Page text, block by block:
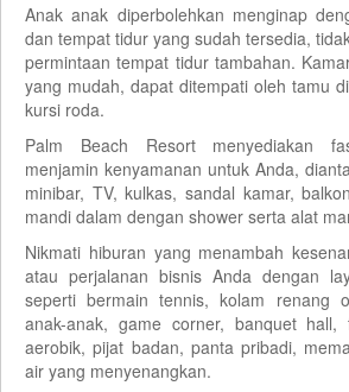
Anak anak diperbolehkan menginap
dan tempat tidur yang sudah tersedia,
permintaan tempat tidur tambahan.
yang mudah, dapat ditempati oleh tamu
kursi roda.
Palm Beach Resort menyediakan
menjamin kenyamanan untuk Anda,
minibar, TV, kulkas, sandal kamar,
mandi dalam dengan shower serta alat
Nikmati hiburan yang menambah
atau perjalanan bisnis Anda dengan
seperti bermain tennis, kolam renang
anak-anak, game corner, banquet hall,
aerobik, pijat badan, panta pribadi,
air yang menyenangkan.